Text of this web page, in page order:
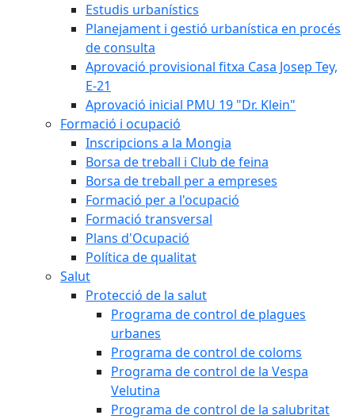
Estudis urbanístics
Planejament i gestió urbanística en procés
de consulta
Aprovació provisional fitxa Casa Josep Tey,
E-21
Aprovació inicial PMU 19 "Dr. Klein"
Formació i ocupació
Inscripcions a la Mongia
Borsa de treball i Club de feina
Borsa de treball per a empreses
Formació per a l'ocupació
Formació transversal
Plans d'Ocupació
Política de qualitat
Salut
Protecció de la salut
Programa de control de plagues
urbanes
Programa de control de coloms
Programa de control de la Vespa
Velutina
Programa de control de la salubritat